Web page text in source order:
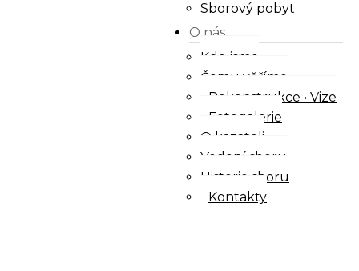
Sborový pobyt
O nás
Kdo jsme
Čemu věříme
Rekonstrukce • Vize
Fotogalerie
O kazateli
Vedení sboru
Historie sboru
Kontakty